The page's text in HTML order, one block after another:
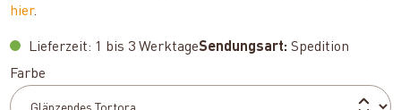
hier.
Lieferzeit: 1 bis 3 WerktageSendungsart: Spedition
Farbe